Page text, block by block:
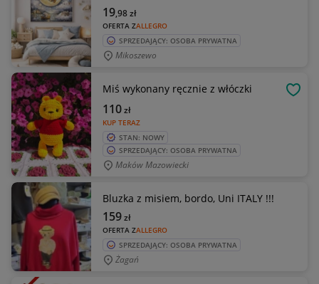
OFERTA ZALLEGRO
19,98zł
SPRZEDAJĄCY: OSOBA PRYWATNA
Mikoszewo
Miś wykonany ręcznie z włóczki
KUP TERAZ
110zł
STAN: NOWY
SPRZEDAJĄCY: OSOBA PRYWATNA
Maków Mazowiecki
Bluzka z misiem, bordo, Uni ITALY !!!
OFERTA ZALLEGRO
159zł
SPRZEDAJĄCY: OSOBA PRYWATNA
Żagań